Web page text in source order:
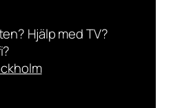
Hjälp med TV?